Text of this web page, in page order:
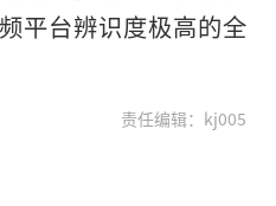
平台辨识度极高的全
责任编辑：kj005